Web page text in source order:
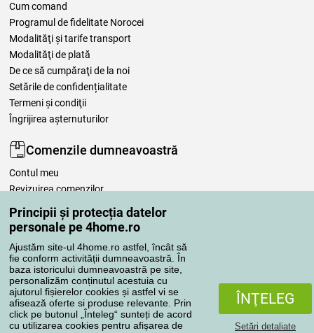
Principii și protecția datelor
personale pe 4home.ro
Ajustăm site-ul 4home.ro astfel, încât să
fie conform activității dumneavoastră. În
baza istoricului dumneavoastră pe site,
personalizăm conținutul acestuia cu
ajutorul fișierelor cookies și astfel vi se
afisează oferte si produse relevante. Prin
click pe butonul „Înteleg“ sunteți de acord
cu utilizarea cookies pentru afișarea de
ÎNŢELEG
Setări detaliate
Cum comand
Programul de fidelitate Norocei
Modalităţi şi tarife transport
Modalităţi de plată
De ce să cumpăraţi de la noi
Setările de confidențialitate
Termeni şi condiţii
Îngrijirea așternuturilor
Comenzile dumneavoastră
Contul meu
Revizuirea comenzilor
Reclamaţii
Retragere de la contract
Regulile de procesare a recenziilor
Metode de transport
Metode de plată